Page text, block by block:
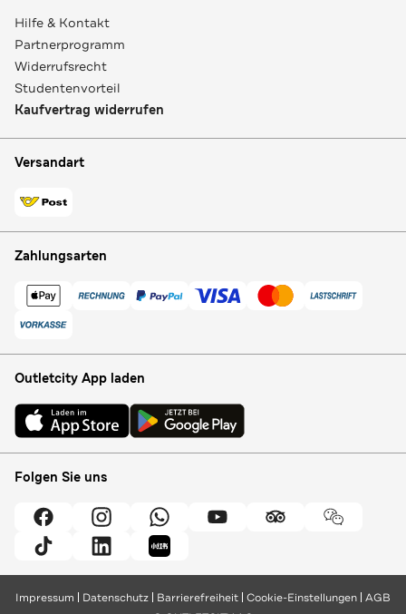
Hilfe & Kontakt
Partnerprogramm
Widerrufsrecht
Studentenvorteil
Kaufvertrag widerrufen
Versandart
Zahlungsarten
Outletcity App laden
Folgen Sie uns
Impressum Datenschutz Barrierefreiheit Cookie-Einstellungen AGB